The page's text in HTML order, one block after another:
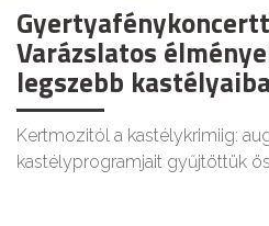
Varázslatos
legszebb
Kertmozitól a kastélykrimiig:
kastélyprogramjait gyűjtöttük